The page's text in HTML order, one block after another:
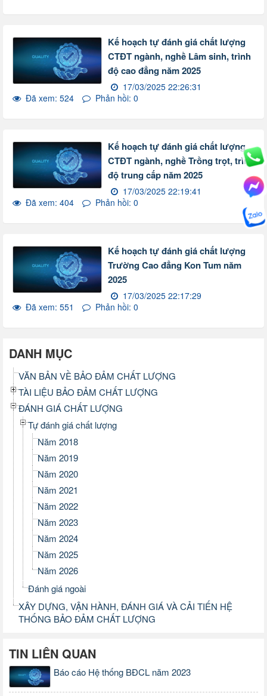
Kế hoạch tự đánh giá chất lượng
CTĐT ngành, nghề Lâm sinh, trình
độ cao đẳng năm 2025
17/03/2025 22:26:31
Đã xem: 524
Phản hồi: 0
Kế hoạch tự đánh giá chất lượng
CTĐT ngành, nghề Trồng trọt, trình
độ trung cấp năm 2025
17/03/2025 22:19:41
Đã xem: 404
Phản hồi: 0
Kế hoạch tự đánh giá chất lượng
Trường Cao đẳng Kon Tum năm
2025
17/03/2025 22:17:29
Đã xem: 551
Phản hồi: 0
DANH MỤC
VĂN BẢN VỀ BẢO ĐẢM CHẤT LƯỢNG
TÀI LIỆU BẢO ĐẢM CHẤT LƯỢNG
ĐÁNH GIÁ CHẤT LƯỢNG
Tự đánh giá chất lượng
Năm 2018
Năm 2019
Năm 2020
Năm 2021
Năm 2022
Năm 2023
Năm 2024
Năm 2025
Năm 2026
Đánh giá ngoài
XÂY DỰNG, VẬN HÀNH, ĐÁNH GIÁ VÀ CẢI TIẾN HỆ
THỐNG BẢO ĐẢM CHẤT LƯỢNG
TIN LIÊN QUAN
Báo cáo Hệ thống BĐCL năm 2023